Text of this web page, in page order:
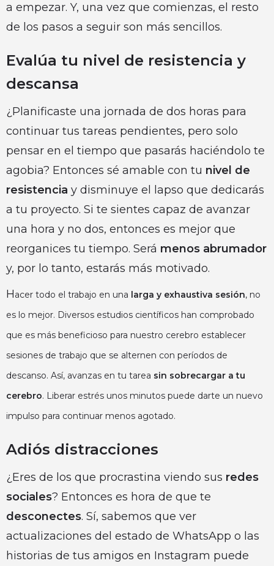
a empezar. Y, una vez que comienzas, el resto
de los pasos a seguir son más sencillos.
Evalúa tu nivel de resistencia y
descansa
¿Planificaste una jornada de dos horas para
continuar tus tareas pendientes, pero solo
pensar en el tiempo que pasarás haciéndolo te
agobia? Entonces sé amable con tu nivel de
resistencia y disminuye el lapso que dedicarás
a tu proyecto. Si te sientes capaz de avanzar
una hora y no dos, entonces es mejor que
reorganices tu tiempo. Será menos abrumador
y, por lo tanto, estarás más motivado.
Hacer todo el trabajo en una larga y exhaustiva sesión, no
es lo mejor. Diversos estudios científicos han comprobado
que es más beneficioso para nuestro cerebro establecer
sesiones de trabajo que se alternen con períodos de
descanso. Así, avanzas en tu tarea sin sobrecargar a tu
cerebro. Liberar estrés unos minutos puede darte un nuevo
impulso para continuar menos agotado.
Adiós distracciones
¿Eres de los que procrastina viendo sus redes
sociales? Entonces es hora de que te
desconectes. Sí, sabemos que ver
actualizaciones del estado de WhatsApp o las
historias de tus amigos en Instagram puede